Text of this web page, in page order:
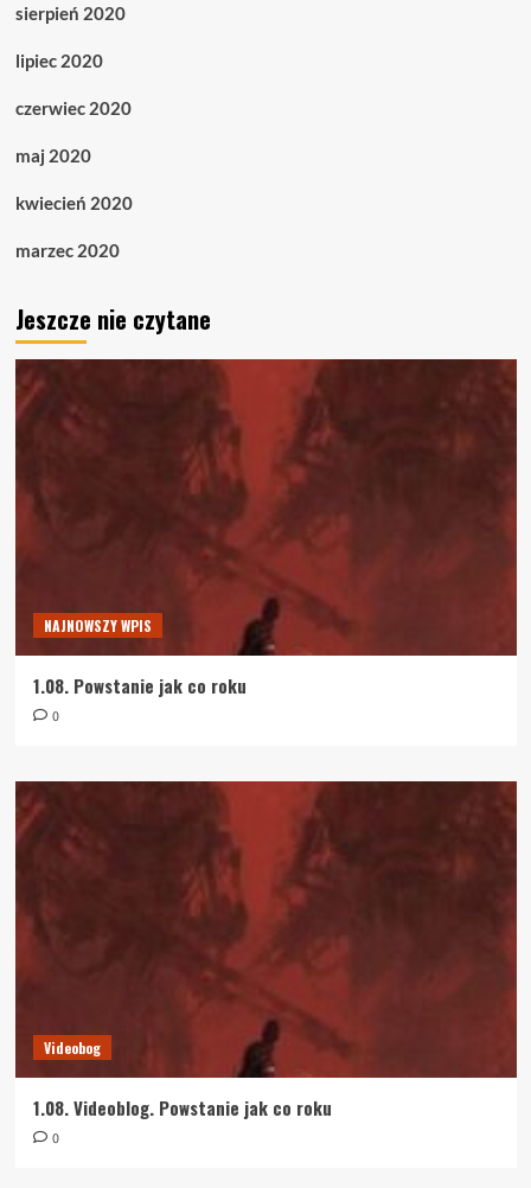
sierpień 2020
lipiec 2020
czerwiec 2020
maj 2020
kwiecień 2020
marzec 2020
Jeszcze nie czytane
NAJNOWSZY WPIS
1.08. Powstanie jak co roku
0
Videobog
1.08. Videoblog. Powstanie jak co roku
0